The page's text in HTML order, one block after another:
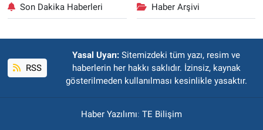
Son Dakika Haberleri Haber Arşivi
RSS
Yasal Uyarı: Sitemizdeki tüm yazı, resim ve
haberlerin her hakkı saklıdır. İzinsiz, kaynak
gösterilmeden kullanılması kesinlikle yasaktır.
Haber Yazılımı: TE Bilişim